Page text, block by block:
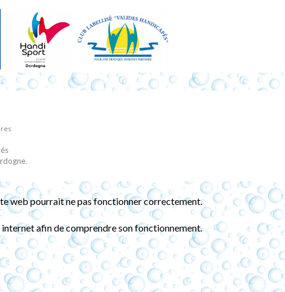
web pourrait ne pas fonctionner correctement.
afin de comprendre son fonctionnement.